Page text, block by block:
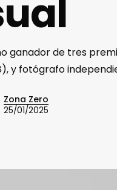
ganador de tres
y fotógrafo
Zona Zero
25/01/2025